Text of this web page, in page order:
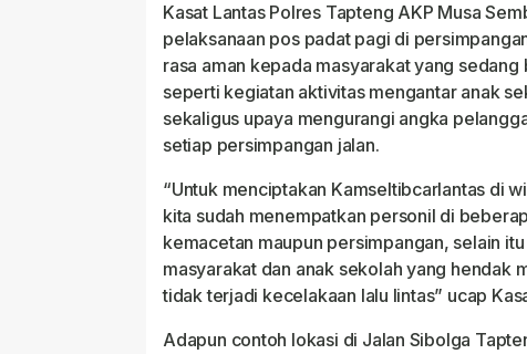
Kasat Lantas Polres Tapteng AKP Musa
pelaksanaan pos padat pagi di
rasa aman kepada masyarakat yang
seperti kegiatan aktivitas mengantar anak
sekaligus upaya mengurangi angka
setiap persimpangan jalan.
“Untuk menciptakan Kamseltibcarlantas di
kita sudah menempatkan personil di
kemacetan maupun persimpangan, selain
masyarakat dan anak sekolah yang hendak
tidak terjadi kecelakaan lalu lintas” ucap
Adapun contoh lokasi di Jalan Sibolga